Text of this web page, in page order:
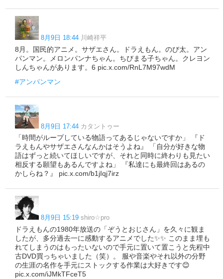
8月9日 18:44 川崎祥平
8月。国民的アニメ。サザエさん。ドラえもん。のび太。アン
パンマン。メロンパンナちゃん。ちびまる子ちゃん。クレヨン
しんちゃんがあります。6 pic.x.com/RnL7M97wdM
#アンパンマン
8月9日 17:44 カタントゥー
「時間がループしている物語ってあるじゃないですか」 『ド
ラえもんやサザエさんなんかはそうよね』 「自分が好きな物
語はずっと続いてほしいですが、それと同時に終わりも見たい
相反する願望もあるんですよね」 『私達にも最終回はあるの
かしらね？』 pic.x.com/b1jIqj7irz
8月9日 15:19 shiro☆pro
ドラえもんの1980年放送の「ぞうとおじさん」を久々に観ま
したが、多分過去一に感動するアニメでした✨✨ このまま埋も
れてしまうのはもったいないので手元に置いて置こうと先程中
古DVD買っちゃいました（笑）。 服や音楽やそれ以外の分野
の生涯の名作を手元にストックする作業は大好きです😊
pic.x.com/iJMkTFceT5